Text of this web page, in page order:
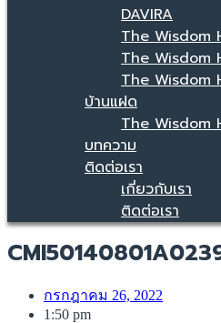
DAVIRA
The Wisdom
The Wisdom
The Wisdom
บ้านแฝด
The Wisdom
บทความ
ติดต่อเรา
เกี่ยวกับเรา
ติดต่อเรา
กรกฎาคม 26, 2022
1:50 pm